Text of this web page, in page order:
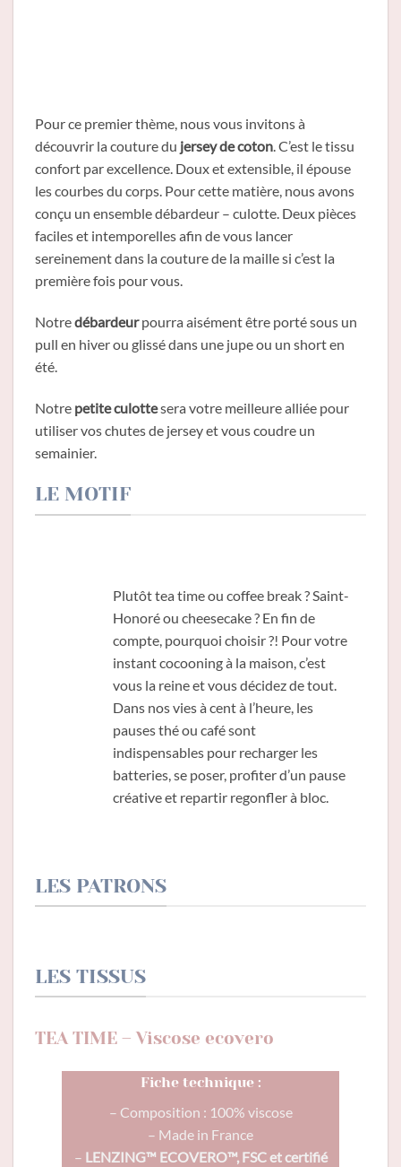
Pour ce premier thème, nous vous invitons à
découvrir la couture du jersey de coton. C’est le tissu
confort par excellence. Doux et extensible, il épouse
les courbes du corps. Pour cette matière, nous avons
conçu un ensemble débardeur – culotte. Deux pièces
faciles et intemporelles afin de vous lancer
sereinement dans la couture de la maille si c’est la
première fois pour vous.
Notredébardeurpourra aisément être porté sous un
pull en hiver ou glissé dans une jupe ou un short en
été.
Notre petite culottesera votre meilleure alliée pour
utiliser vos chutes de jersey et vous coudre un
semainier.
LE MOTIF
Plutôt tea time ou coffee break ? Saint-
Honoré ou cheesecake ? En fin de
compte, pourquoi choisir ?! Pour votre
instant cocooning à la maison, c’est
vous la reine et vous décidez de tout.
Dans nos vies à cent à l’heure, les
pauses thé ou café sont
indispensables pour recharger les
batteries, se poser, profiter d’un pause
créative et repartir regonfler à bloc.
LES PATRONS
LES TISSUS
TEA TIME – Viscose ecovero
Fiche technique :
– Composition : 100% viscose
– Made in France
– LENZING™ ECOVERO™, FSC et certifié